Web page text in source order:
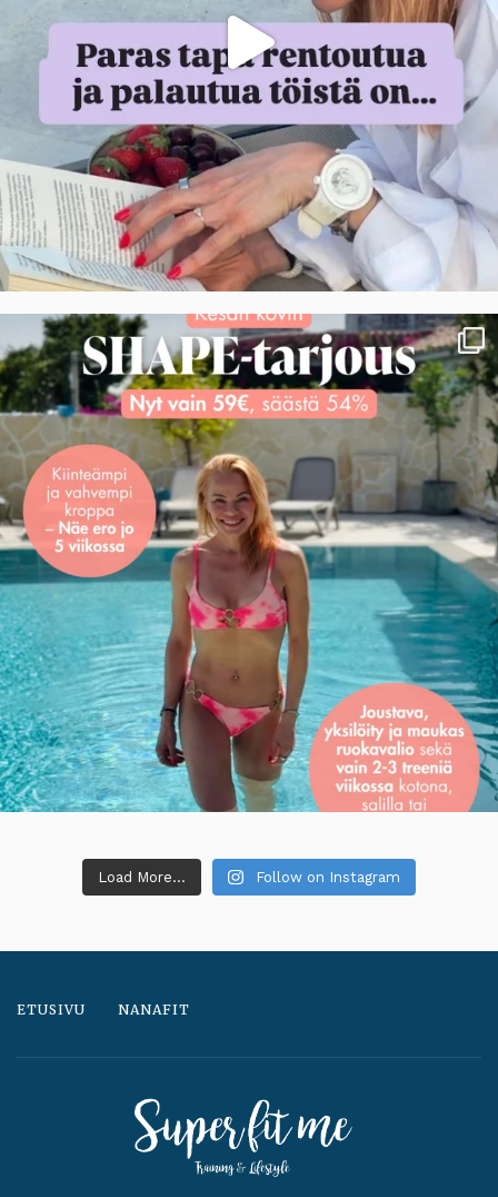
Load More... Follow on Instagram
ETUSIVU NANAFIT